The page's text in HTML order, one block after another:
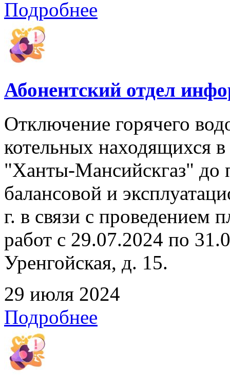
Подробнее
Абонентский отдел
Отключение горячего
котельных находящихся
"Ханты-Мансийскгаз" до
балансовой и
г. в связи с проведением
работ с 29.07.2024 по
Уренгойская, д. 15.
29 июля 2024
Подробнее